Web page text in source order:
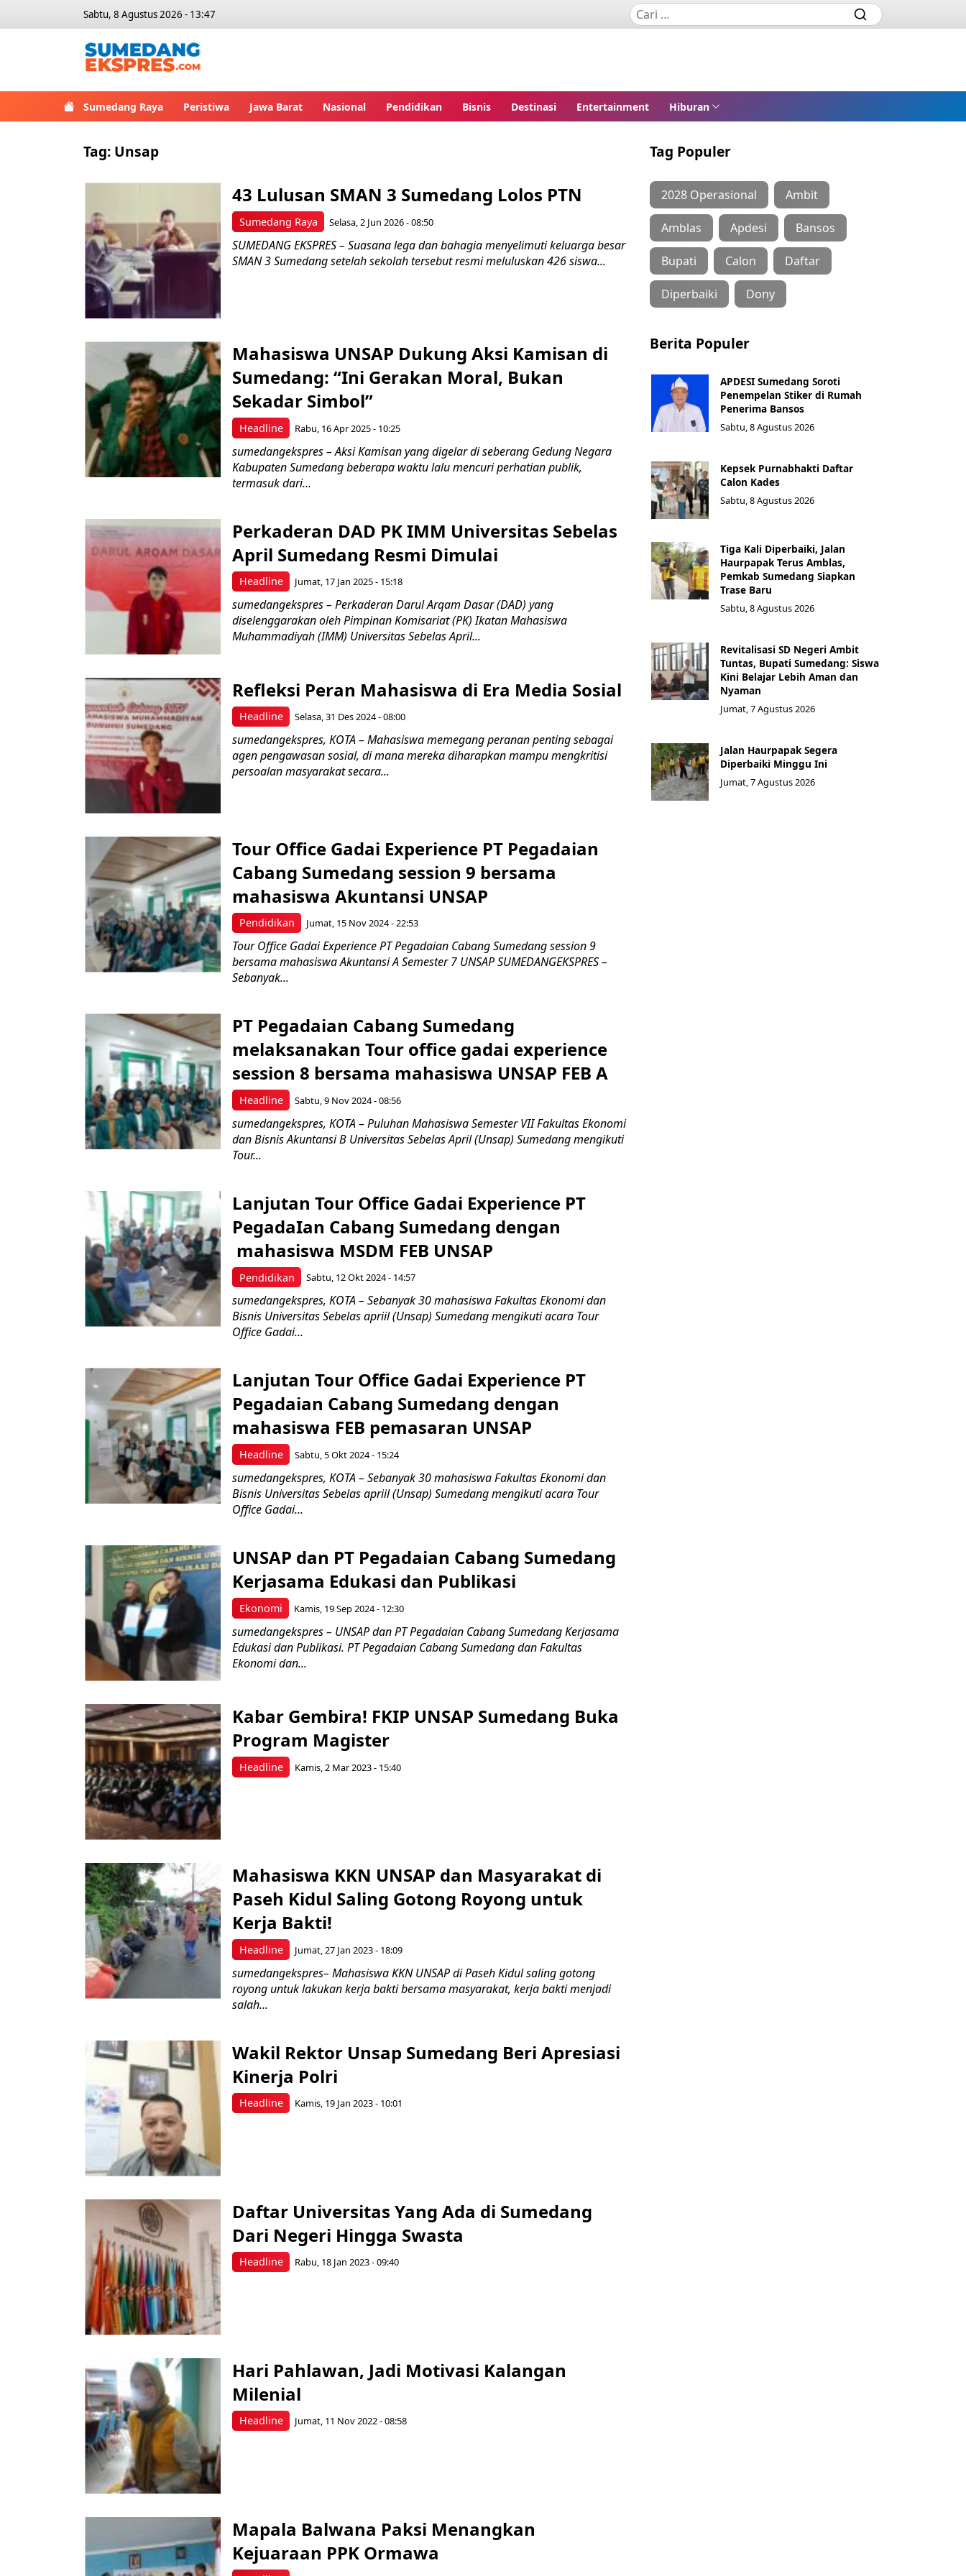
Sabtu, 8 Agustus 2026 - 13:47
Sumedang Raya Peristiwa Jawa Barat Nasional Pendidikan Bisnis Destinasi Entertainment Hiburan
Tag: Unsap
Sumedang Raya
43 Lulusan SMAN 3 Sumedang Lolos PTN
Selasa, 2 Jun 2026 - 08:50
SUMEDANG EKSPRES – Suasana lega dan bahagia menyelimuti keluarga besar
SMAN 3 Sumedang setelah sekolah tersebut resmi meluluskan 426 siswa...
Headline
Mahasiswa UNSAP Dukung Aksi Kamisan di
Sumedang: “Ini Gerakan Moral, Bukan
Sekadar Simbol”
Rabu, 16 Apr 2025 - 10:25
sumedangekspres – Aksi Kamisan yang digelar di seberang Gedung Negara
Kabupaten Sumedang beberapa waktu lalu mencuri perhatian publik,
termasuk dari...
Headline
Perkaderan DAD PK IMM Universitas Sebelas
April Sumedang Resmi Dimulai
Jumat, 17 Jan 2025 - 15:18
sumedangekspres – Perkaderan Darul Arqam Dasar (DAD) yang
diselenggarakan oleh Pimpinan Komisariat (PK) Ikatan Mahasiswa
Muhammadiyah (IMM) Universitas Sebelas April...
Headline
Refleksi Peran Mahasiswa di Era Media Sosial
Selasa, 31 Des 2024 - 08:00
sumedangekspres, KOTA – Mahasiswa memegang peranan penting sebagai
agen pengawasan sosial, di mana mereka diharapkan mampu mengkritisi
persoalan masyarakat secara...
Pendidikan
Tour Office Gadai Experience PT Pegadaian
Cabang Sumedang session 9 bersama
mahasiswa Akuntansi UNSAP
Jumat, 15 Nov 2024 - 22:53
Tour Office Gadai Experience PT Pegadaian Cabang Sumedang session 9
bersama mahasiswa Akuntansi A Semester 7 UNSAP SUMEDANGEKSPRES –
Sebanyak...
Headline
PT Pegadaian Cabang Sumedang
melaksanakan Tour office gadai experience
session 8 bersama mahasiswa UNSAP FEB A
Sabtu, 9 Nov 2024 - 08:56
sumedangekspres, KOTA – Puluhan Mahasiswa Semester VII Fakultas Ekonomi
dan Bisnis Akuntansi B Universitas Sebelas April (Unsap) Sumedang mengikuti
Tour...
Pendidikan
Lanjutan Tour Office Gadai Experience PT
PegadaIan Cabang Sumedang dengan
mahasiswa MSDM FEB UNSAP
Sabtu, 12 Okt 2024 - 14:57
sumedangekspres, KOTA – Sebanyak 30 mahasiswa Fakultas Ekonomi dan
Bisnis Universitas Sebelas apriil (Unsap) Sumedang mengikuti acara Tour
Office Gadai...
Headline
Lanjutan Tour Office Gadai Experience PT
Pegadaian Cabang Sumedang dengan
mahasiswa FEB pemasaran UNSAP
Sabtu, 5 Okt 2024 - 15:24
sumedangekspres, KOTA – Sebanyak 30 mahasiswa Fakultas Ekonomi dan
Bisnis Universitas Sebelas apriil (Unsap) Sumedang mengikuti acara Tour
Office Gadai...
Ekonomi
UNSAP dan PT Pegadaian Cabang Sumedang
Kerjasama Edukasi dan Publikasi
Kamis, 19 Sep 2024 - 12:30
sumedangekspres – UNSAP dan PT Pegadaian Cabang Sumedang Kerjasama
Edukasi dan Publikasi. PT Pegadaian Cabang Sumedang dan Fakultas
Ekonomi dan...
Headline
Kabar Gembira! FKIP UNSAP Sumedang Buka
Program Magister
Kamis, 2 Mar 2023 - 15:40
Headline
Mahasiswa KKN UNSAP dan Masyarakat di
Paseh Kidul Saling Gotong Royong untuk
Kerja Bakti!
Jumat, 27 Jan 2023 - 18:09
sumedangekspres– Mahasiswa KKN UNSAP di Paseh Kidul saling gotong
royong untuk lakukan kerja bakti bersama masyarakat, kerja bakti menjadi
salah...
Headline
Wakil Rektor Unsap Sumedang Beri Apresiasi
Kinerja Polri
Kamis, 19 Jan 2023 - 10:01
Headline
Daftar Universitas Yang Ada di Sumedang
Dari Negeri Hingga Swasta
Rabu, 18 Jan 2023 - 09:40
Headline
Hari Pahlawan, Jadi Motivasi Kalangan
Milenial
Jumat, 11 Nov 2022 - 08:58
Mapala Balwana Paksi Menangkan
Kejuaraan PPK Ormawa
Tag Populer
2028 Operasional Ambit
Amblas Apdesi Bansos
Bupati Calon Daftar
Diperbaiki Dony
Berita Populer
APDESI Sumedang Soroti
Penempelan Stiker di Rumah
Penerima Bansos
Sabtu, 8 Agustus 2026
Kepsek Purnabhakti Daftar
Calon Kades
Sabtu, 8 Agustus 2026
Tiga Kali Diperbaiki, Jalan
Haurpapak Terus Amblas,
Pemkab Sumedang Siapkan
Trase Baru
Sabtu, 8 Agustus 2026
Revitalisasi SD Negeri Ambit
Tuntas, Bupati Sumedang: Siswa
Kini Belajar Lebih Aman dan
Nyaman
Jumat, 7 Agustus 2026
Jalan Haurpapak Segera
Diperbaiki Minggu Ini
Jumat, 7 Agustus 2026